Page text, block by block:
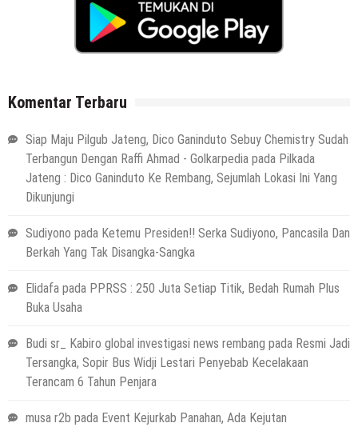
Komentar Terbaru
Siap Maju Pilgub Jateng, Dico Ganinduto Sebuy Chemistry Sudah
Terbangun Dengan Raffi Ahmad - Golkarpedia pada Pilkada
Jateng : Dico Ganinduto Ke Rembang, Sejumlah Lokasi Ini Yang
Dikunjungi
Sudiyono pada Ketemu Presiden!! Serka Sudiyono, Pancasila Dan
Berkah Yang Tak Disangka-Sangka
Elidafa pada PPRSS : 250 Juta Setiap Titik, Bedah Rumah Plus
Buka Usaha
Budi sr_ Kabiro global investigasi news rembang pada Resmi Jadi
Tersangka, Sopir Bus Widji Lestari Penyebab Kecelakaan
Terancam 6 Tahun Penjara
musa r2b pada Event Kejurkab Panahan, Ada Kejutan